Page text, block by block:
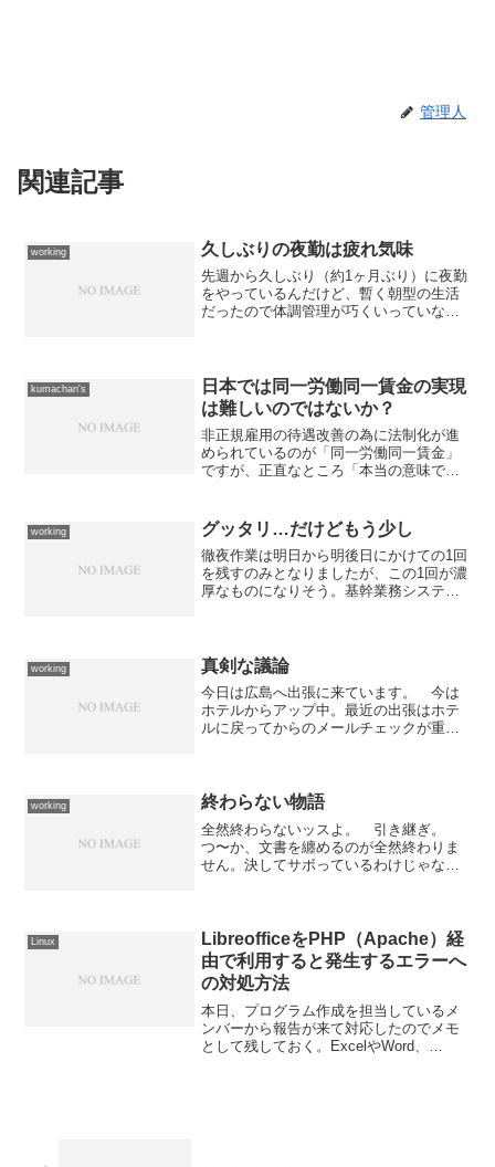
管理人
関連記事
working 久しぶりの夜勤は疲れ気味
先週から久しぶり（約1ヶ月ぶり）に夜勤
をやっているんだけど、暫く朝型の生活
だったので体調管理が巧くいっていない
中に眠気が襲ってき...
kumachan's
日本では同一労働同一賃金の実現
は難しいのではないか？
非正規雇用の待遇改善の為に法制化が進
められているのが「同一労働同一賃金」
ですが、正直なところ「本当の意味での
賃金が高い理由の一つとして「正社員に
は責任があるから」という...
working グッタリ…だけどもう少し
徹夜作業は明日から明後日にかけての1回
を残すのみとなりましたが、この1回が濃
厚なものになりそう。基幹業務システム
務委託のおネェちゃん...
working 真剣な議論
今日は広島へ出張に来ています。 今は
ホテルからアップ中。最近の出張はホテ
ルに戻ってからのメールチェックが重要
わず）があることであっ...
working 終わらない物語
全然終わらないッスよ。 引き継ぎ。
つ〜か、文書を纏めるのが全然終わりま
せん。決してサボっているわけじゃない
継いでいるんですが時間...
Linux
LibreofficeをPHP（Apache）経
由で利用すると発生するエラーへ
の対処方法
本日、プログラム作成を担当しているメ
ンバーから報告が来て対応したのでメモ
として残しておく。ExcelやWord、